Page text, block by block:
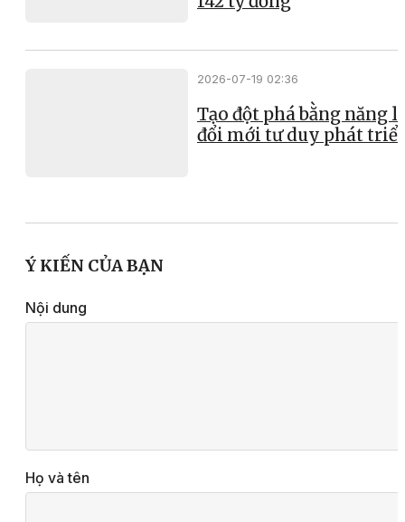
2026-07-19 02:36
Tạo đột phá bằng năng
đổi mới tư duy phát
Ý KIẾN CỦA BẠN
Nội dung
Họ và tên